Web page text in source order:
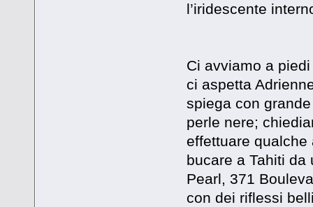
l’iridescente
Ci avviamo a
ci aspetta
spiega con
perle nere;
effettuare
bucare a Tahiti da
Pearl, 371
con dei riflessi